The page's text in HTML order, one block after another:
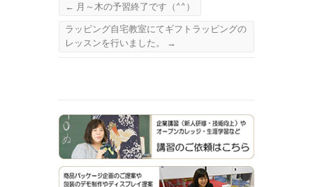
← 月～木の予習終了です（^^）
ラッピング自宅教室にてギフトラッピングの
レッスンを行いました。
→